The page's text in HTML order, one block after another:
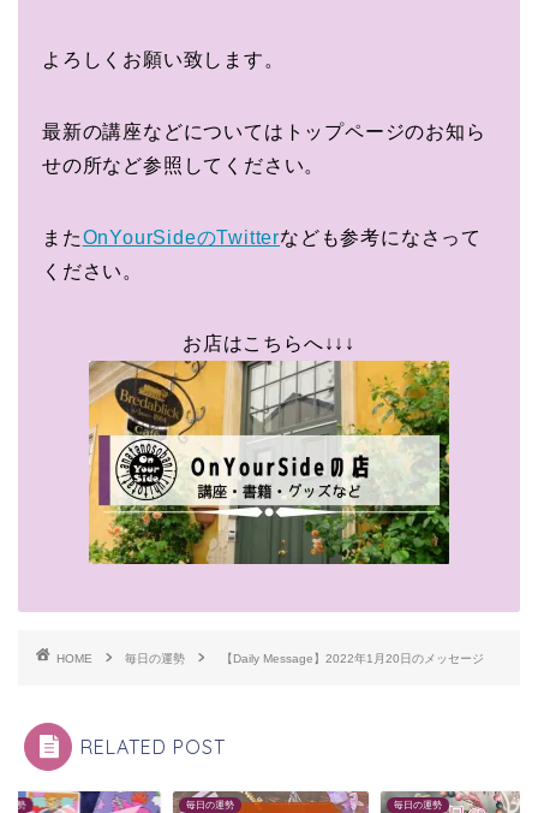
よろしくお願い致します。
最新の講座などについてはトップページのお知ら
せの所など参照してください。
またOnYourSideのTwitterなども参考になさって
ください。
お店はこちらへ↓↓↓
HOME 毎日の運勢 【Daily Message】2022年1月20日のメッセージ
RELATED POST
運勢 毎日の運勢 毎日の運勢